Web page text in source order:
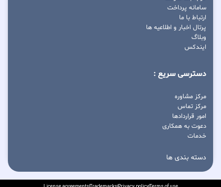
سامانه پرداخت
ارتباط با ما
پرتال اخبار و اطلاعیه ها
وبلاگ
ایندکس
دسترسی سریع :
مرکز مشاوره
مرکز تماس
امور قراردادها
دعوت به همکاری
خدمات
دسته بندی ها